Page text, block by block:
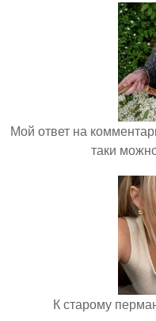
Мой ответ на
таки
К старому